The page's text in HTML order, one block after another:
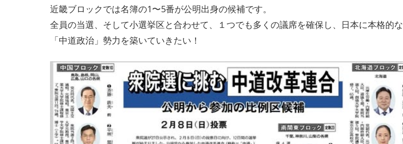
近畿ブロックでは名簿の1〜5番が公明出身の候補です。
全員の当選、そして小選挙区と合わせて、１つでも多くの議席を確保し、日本に本格的な
「中道政治」勢力を築いていきたい！